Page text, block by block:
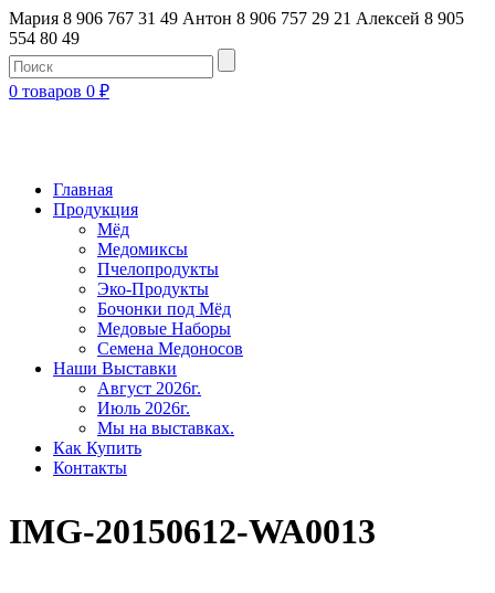
Мария 8 906 767 31 49 Антон 8 906 757 29 21 Алексей 8 905
554 80 49
0 товаров 0 ₽
Главная
Продукция
Мёд
Медомиксы
Пчелопродукты
Эко-Продукты
Бочонки под Мёд
Медовые Наборы
Семена Медоносов
Наши Выставки
Август 2026г.
Июль 2026г.
Мы на выставках.
Как Купить
Контакты
IMG-20150612-WA0013